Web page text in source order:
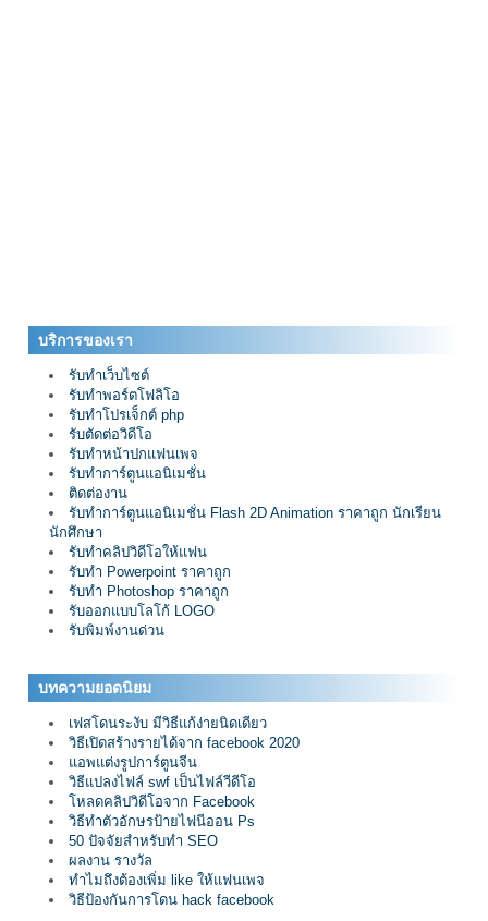
บริการของเรา
รับทำเว็บไซต์
รับทำพอร์ตโฟลิโอ
รับทำโปรเจ็กต์ php
รับตัดต่อวิดีโอ
รับทำหน้าปกแฟนเพจ
รับทำการ์ตูนแอนิเมชั่น
ติดต่องาน
รับทำการ์ตูนแอนิเมชั่น Flash 2D Animation ราคาถูก นักเรียน
นักศึกษา
รับทำคลิปวิดีโอให้แฟน
รับทำ Powerpoint ราคาถูก
รับทำ Photoshop ราคาถูก
รับออกแบบโลโก้ LOGO
รับพิมพ์งานด่วน
บทความยอดนิยม
เฟสโดนระงับ มีวิธีแก้ง่ายนิดเดียว
วิธีเปิดสร้างรายได้จาก facebook 2020
แอพแต่งรูปการ์ตูนจีน
วิธีแปลงไฟล์ swf เป็นไฟล์วีดีโอ
โหลดคลิปวิดีโอจาก Facebook
วิธีทำตัวอักษรป้ายไฟนีออน Ps
50 ปัจจัยสำหรับทำ SEO
ผลงาน รางวัล
ทำไมถึงต้องเพิ่ม like ให้แฟนเพจ
วิธีป้องกันการโดน hack facebook